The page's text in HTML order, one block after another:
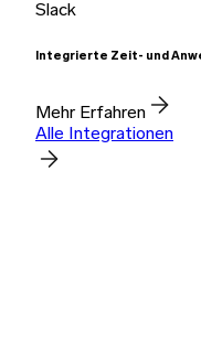
Slack
Integrierte Zeit- und
Mehr Erfahren
Alle Integrationen